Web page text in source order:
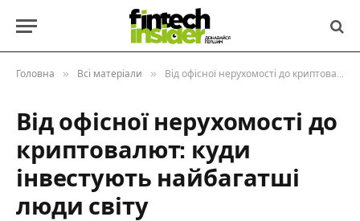
Головна » Всі матеріали » Від офісної нерухомості до криптовалют: куди інвестують найбагатші люди світу
Від офісної нерухомості до
криптовалют: куди
інвестують найбагатші
люди світу